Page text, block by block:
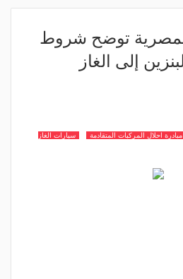
توضح شروط
إلى الغاز
مبادرة احلال المركبات المتقادمة
سيارات الغاز